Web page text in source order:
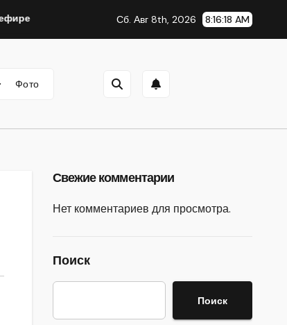
с луком зеленым Маринованные ОГУРЧИКИ
Сб. Авг 8th, 2026 8:16:19 AM
Фото
Свежие комментарии
Нет комментариев для просмотра.
Поиск
Поиск